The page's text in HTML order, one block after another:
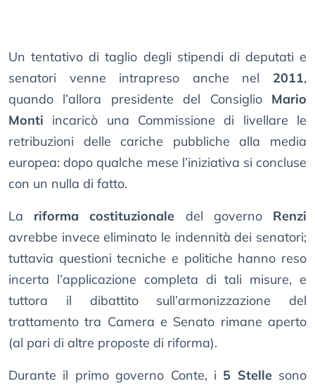
Un tentativo di taglio degli stipendi di deputati e
senatori venne intrapreso anche nel 2011,
quando l’allora presidente del Consiglio Mario
Monti incaricò una Commissione di livellare le
retribuzioni delle cariche pubbliche alla media
europea: dopo qualche mese l’iniziativa si concluse
con un nulla di fatto.
La riforma costituzionale del governo Renzi
avrebbe invece eliminato le indennità dei senatori;
tuttavia questioni tecniche e politiche hanno reso
incerta l’applicazione completa di tali misure, e
tuttora il dibattito sull’armonizzazione del
trattamento tra Camera e Senato rimane aperto
(al pari di altre proposte di riforma).
Durante il primo governo Conte, i 5 Stellesono